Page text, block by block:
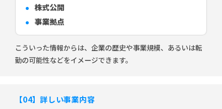
株式公開
事業拠点
こういった情報からは、企業の歴史や事業規模、あるいは転
勤の可能性などをイメージできます。
【04】詳しい事業内容